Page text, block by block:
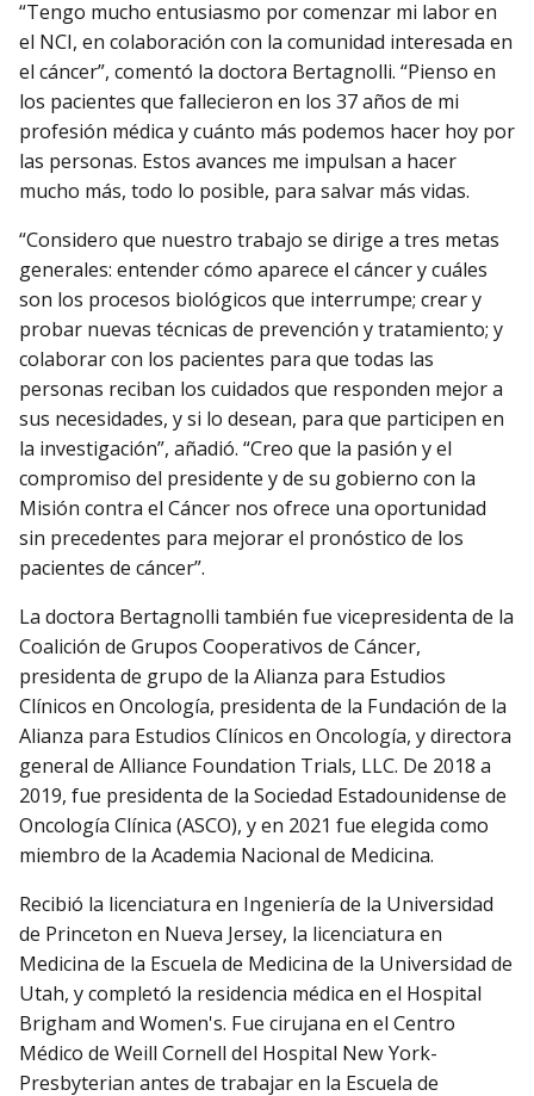
“Tengo mucho entusiasmo por comenzar mi labor en
el NCI, en colaboración con la comunidad interesada en
el cáncer”, comentó la doctora Bertagnolli. “Pienso en
los pacientes que fallecieron en los 37 años de mi
profesión médica y cuánto más podemos hacer hoy por
las personas. Estos avances me impulsan a hacer
mucho más, todo lo posible, para salvar más vidas.
“Considero que nuestro trabajo se dirige a tres metas
generales: entender cómo aparece el cáncer y cuáles
son los procesos biológicos que interrumpe; crear y
probar nuevas técnicas de prevención y tratamiento; y
colaborar con los pacientes para que todas las
personas reciban los cuidados que responden mejor a
sus necesidades, y si lo desean, para que participen en
la investigación”, añadió. “Creo que la pasión y el
compromiso del presidente y de su gobierno con la
Misión contra el Cáncer nos ofrece una oportunidad
sin precedentes para mejorar el pronóstico de los
pacientes de cáncer”.
La doctora Bertagnolli también fue vicepresidenta de la
Coalición de Grupos Cooperativos de Cáncer,
presidenta de grupo de la Alianza para Estudios
Clínicos en Oncología, presidenta de la Fundación de la
Alianza para Estudios Clínicos en Oncología, y directora
general de Alliance Foundation Trials, LLC. De 2018 a
2019, fue presidenta de la Sociedad Estadounidense de
Oncología Clínica (ASCO), y en 2021 fue elegida como
miembro de la Academia Nacional de Medicina.
Recibió la licenciatura en Ingeniería de la Universidad
de Princeton en Nueva Jersey, la licenciatura en
Medicina de la Escuela de Medicina de la Universidad de
Utah, y completó la residencia médica en el Hospital
Brigham and Women's. Fue cirujana en el Centro
Médico de Weill Cornell del Hospital New York-
Presbyterian antes de trabajar en la Escuela de